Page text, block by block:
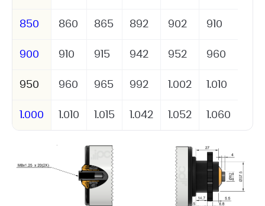
850 860 865 892 902 910
900 910 915 942 952 960
950 960 965 992 1.002 1.010
1.000 1.010 1.015 1.042 1.052 1.060